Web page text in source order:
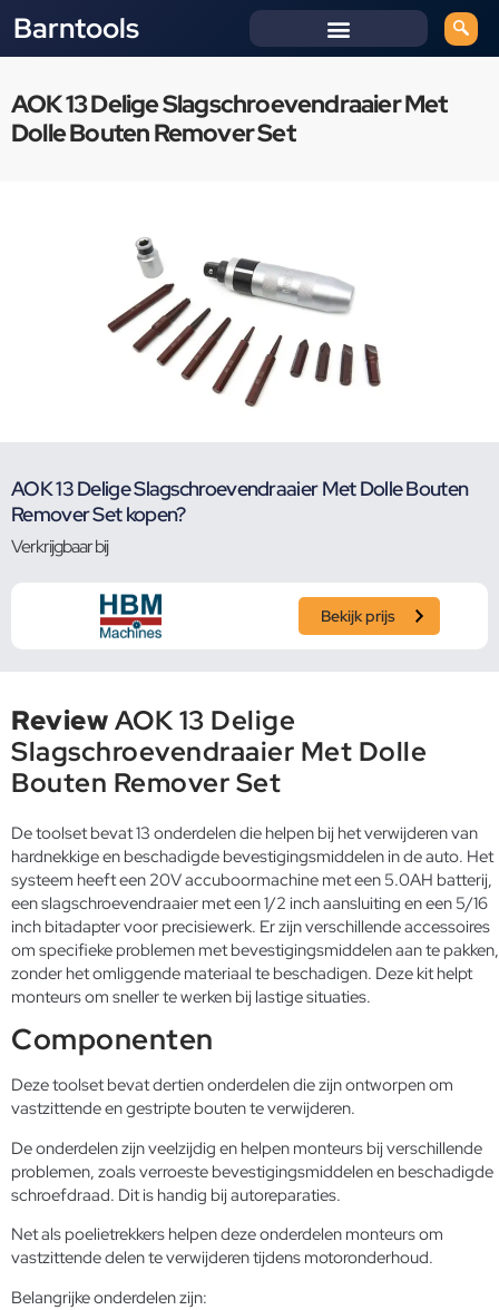
Barntools
AOK 13 Delige Slagschroevendraaier Met
Dolle Bouten Remover Set
AOK 13 Delige Slagschroevendraaier Met Dolle Bouten
Remover Set kopen?
Verkrijgbaar bij
Bekijk prijs
ReviewAOK 13 Delige
Slagschroevendraaier Met Dolle
Bouten Remover Set
De toolset bevat 13 onderdelen die helpen bij het verwijderen van
hardnekkige en beschadigde bevestigingsmiddelen in de auto. Het
systeem heeft een 20V accuboormachine met een 5.0AH batterij,
een slagschroevendraaier met een 1/2 inch aansluiting en een 5/16
inch bitadapter voor precisiewerk. Er zijn verschillende accessoires
om specifieke problemen met bevestigingsmiddelen aan te pakken,
zonder het omliggende materiaal te beschadigen. Deze kit helpt
monteurs om sneller te werken bij lastige situaties.
Componenten
Deze toolset bevat dertien onderdelen die zijn ontworpen om
vastzittende en gestripte bouten te verwijderen.
De onderdelen zijn veelzijdig en helpen monteurs bij verschillende
problemen, zoals verroeste bevestigingsmiddelen en beschadigde
schroefdraad. Dit is handig bij autoreparaties.
Net als poelietrekkers helpen deze onderdelen monteurs om
vastzittende delen te verwijderen tijdens motoronderhoud.
Belangrijke onderdelen zijn: